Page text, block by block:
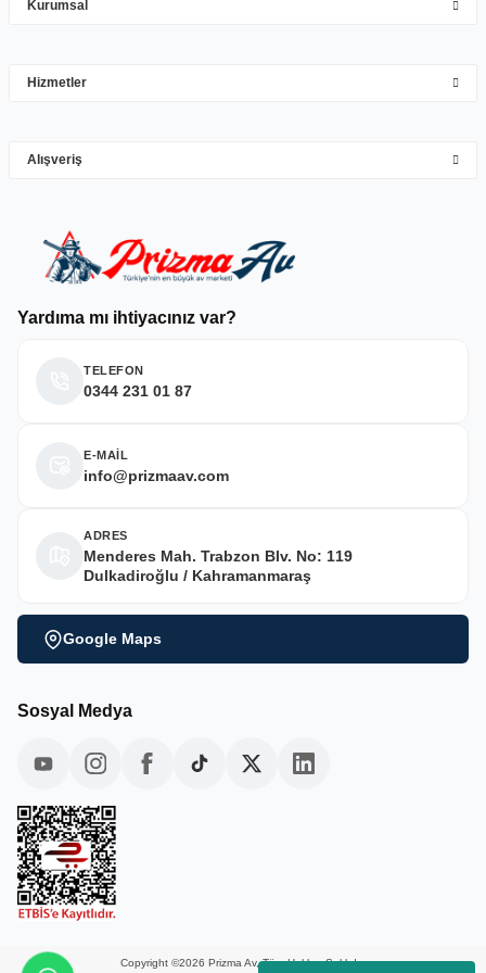
Deneyimini Paylaş
Yardıma mı ihtiyacınız var?
TELEFON
0344 231 01 87
E-MAİL
info@prizmaav.com
ADRES
Menderes Mah. Trabzon Blv. No: 119
Dulkadiroğlu / Kahramanmaraş
Google Maps
Kurumsal
Hizmetler
Alışveriş
Sosyal Medya
Copyright ©2026 Prizma Av, Tüm Hakları Saklıdır.